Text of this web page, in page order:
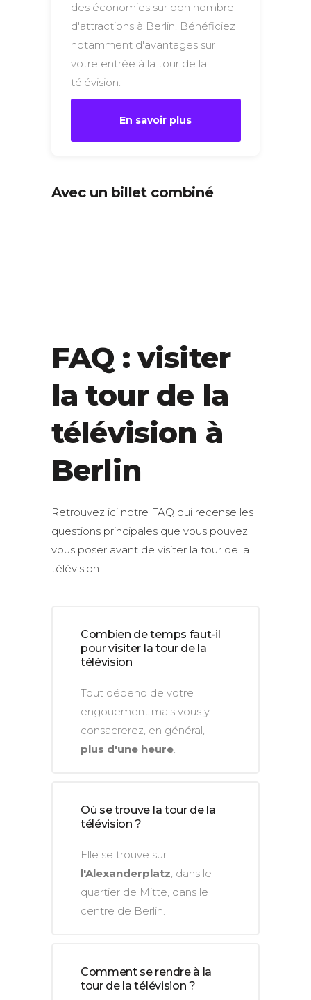
des économies sur bon nombre
d'attractions à Berlin. Bénéficiez
notamment d'avantages sur
votre entrée à la tour de la
télévision.
En savoir plus
Avec un billet combiné
FAQ : visiter
la tour de la
télévision à
Berlin
Retrouvez ici notre FAQ qui recense les
questions principales que vous pouvez
vous poser avant de visiter la tour de la
télévision.
Combien de temps faut-il
pour visiter la tour de la
télévision
Tout dépend de votre
engouement mais vous y
consacrerez, en général,
plus d'une heure.
Où se trouve la tour de la
télévision ?
Elle se trouve sur
l'Alexanderplatz, dans le
quartier de Mitte, dans le
centre de Berlin.
Comment se rendre à la
tour de la télévision ?